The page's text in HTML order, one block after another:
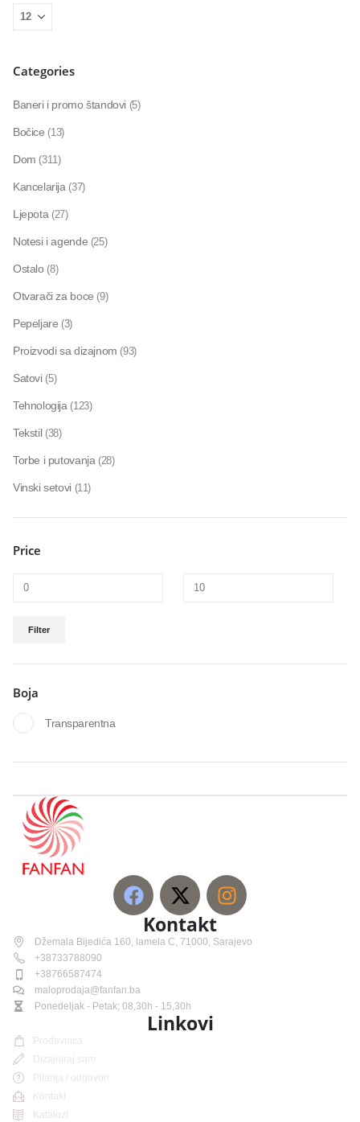
Categories
Baneri i promo štandovi (5)
Bočice (13)
Dom (311)
Kancelarija (37)
Ljepota (27)
Notesi i agende (25)
Ostalo (8)
Otvarači za boce (9)
Pepeljare (3)
Proizvodi sa dizajnom (93)
Satovi (5)
Tehnologija (123)
Tekstil (38)
Torbe i putovanja (28)
Vinski setovi (11)
Price
Filter
Boja
Transparentna
Kontakt
Džemala Bijedića 160, lamela C, 71000, Sarajevo
+38733788090
+38766587474
maloprodaja@fanfan.ba
Ponedeljak - Petak; 08,30h - 15,30h
Linkovi
Prodavnica
Dizajniraj sam
Pitanja i odgovori
Kontakt
Katalozi